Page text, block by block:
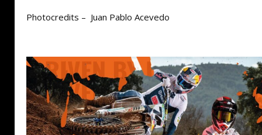
Photocredits – Juan Pablo Acevedo